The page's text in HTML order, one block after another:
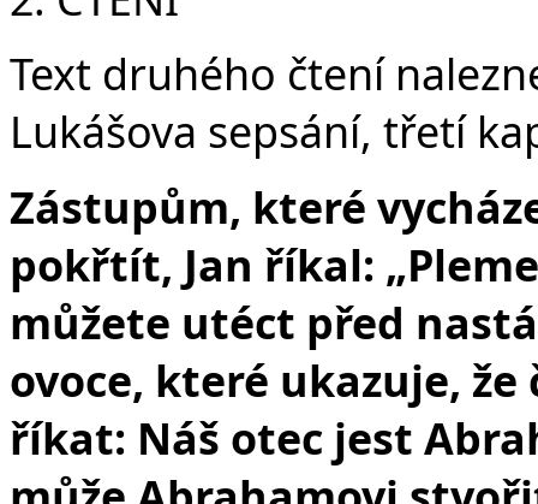
Text druhého čtení
Lukášova sepsání, třetí
Zástupům, které
pokřtít, Jan říkal:
můžete utéct před
ovoce, které ukazuje,
říkat: Náš otec jest